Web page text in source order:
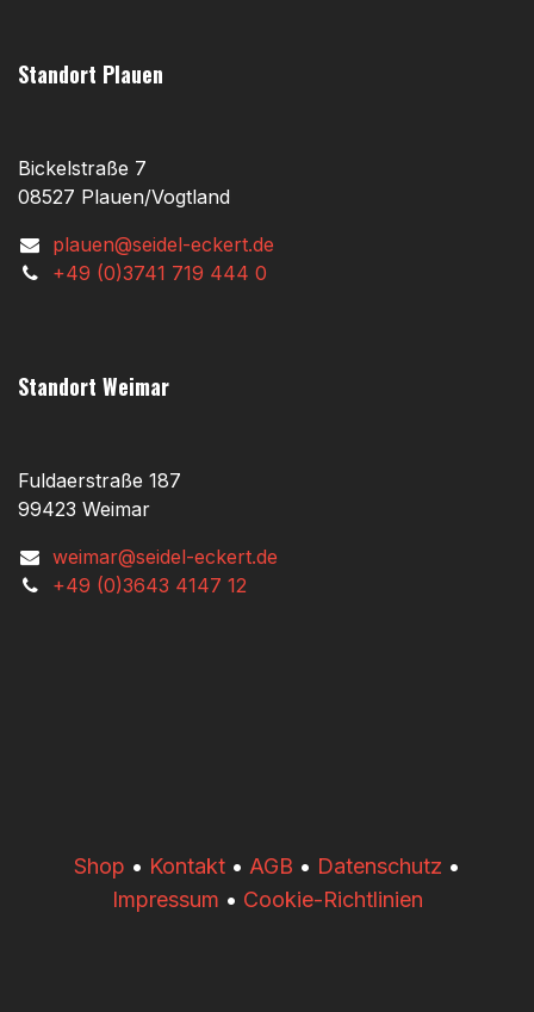
Standort Plauen
Bickelstraße 7
08527 Plauen/Vogtland
plauen@seidel-eckert.de
+49 (0)3741 719 444 0
Standort Weimar
Fuldaerstraße 187
99423 Weimar
weimar@seidel-eckert.de
+49 (0)3643 4147 12
​​Shop • Kontakt • AGB • Datenschutz •
Impressum • Cookie-Richtlinien